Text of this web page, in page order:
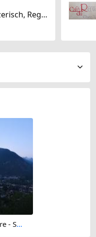
Saisonal, Schweizerisch, Regional
Noble-Contree: Venthône - Sierre - Salquenen - Val d'Anniviers